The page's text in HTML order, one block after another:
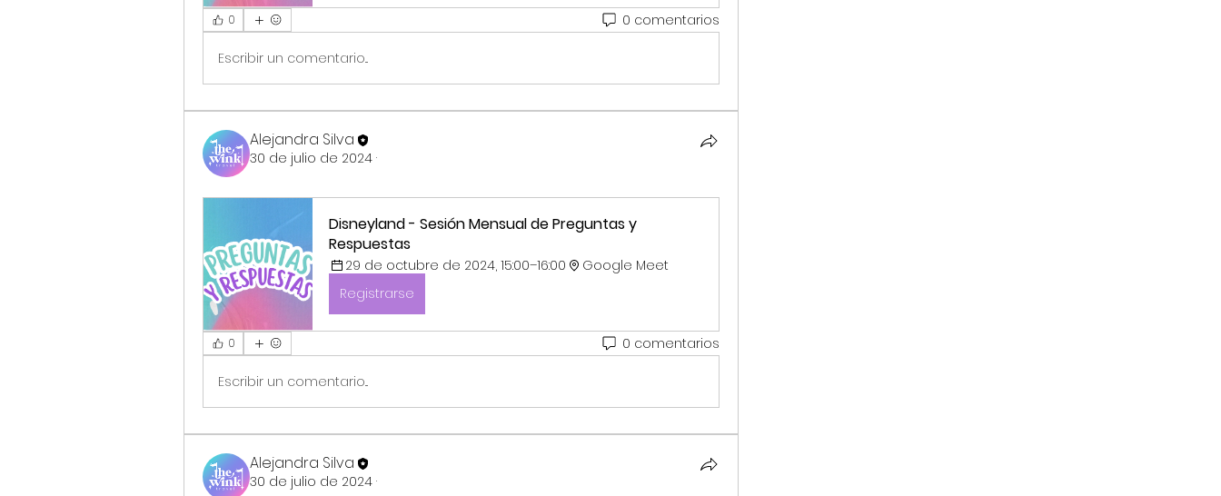
0 0 comentarios
Escribir un comentario...
Alejandra Silva
30 de julio de 2024 ·
Disneyland - Sesión Mensual de Preguntas y
Respuestas
29 de octubre de 2024, 15:00–16:00
Google Meet
Registrarse
0 0 comentarios
Escribir un comentario...
Alejandra Silva
30 de julio de 2024 ·